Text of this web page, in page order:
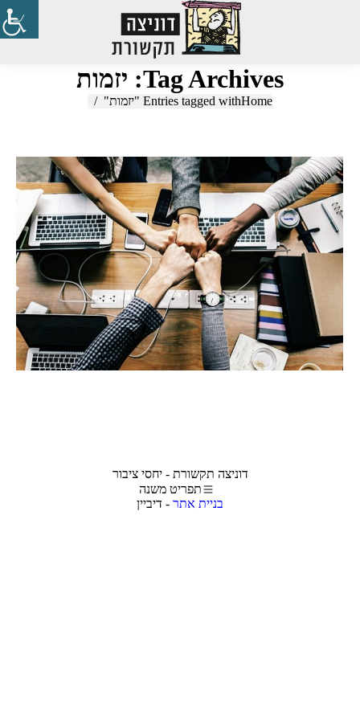
Search:
Tag Archives: יזמות
You are here:
HomeEntries tagged with "יזמות"
דוניצה תקשורת - יחסי ציבור
תפריט משנה
בניית אתר - דיביין